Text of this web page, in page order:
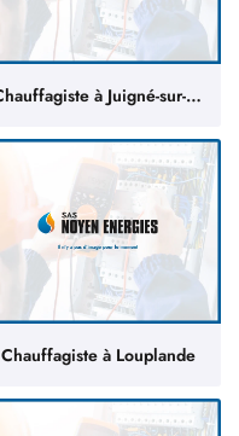
Chauffagiste à Juigné-sur-Sarthe
Chauffagiste à Louplande